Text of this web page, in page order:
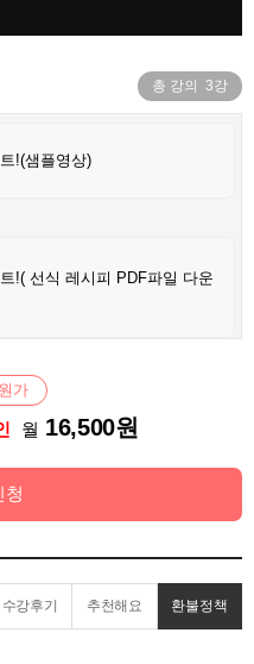
총 강의 3강
!(샘플영상)
!( 선식 레시피 PDF파일 다운
부록 선물
(PDF)-부록 선물
가
월 16,500원
청
수강후기 추천해요 환불정책